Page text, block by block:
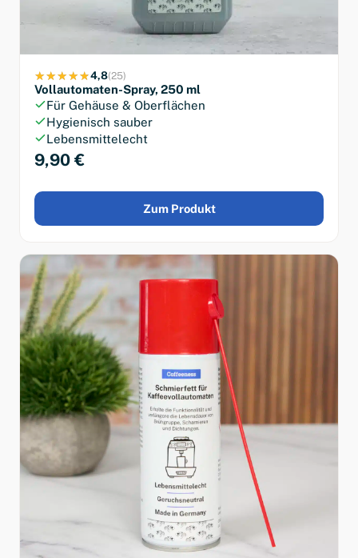
4,8(25)
Vollautomaten-Spray, 250 ml
Für Gehäuse & Oberflächen
Hygienisch sauber
Lebensmittelecht
9,90 €
Zum Produkt